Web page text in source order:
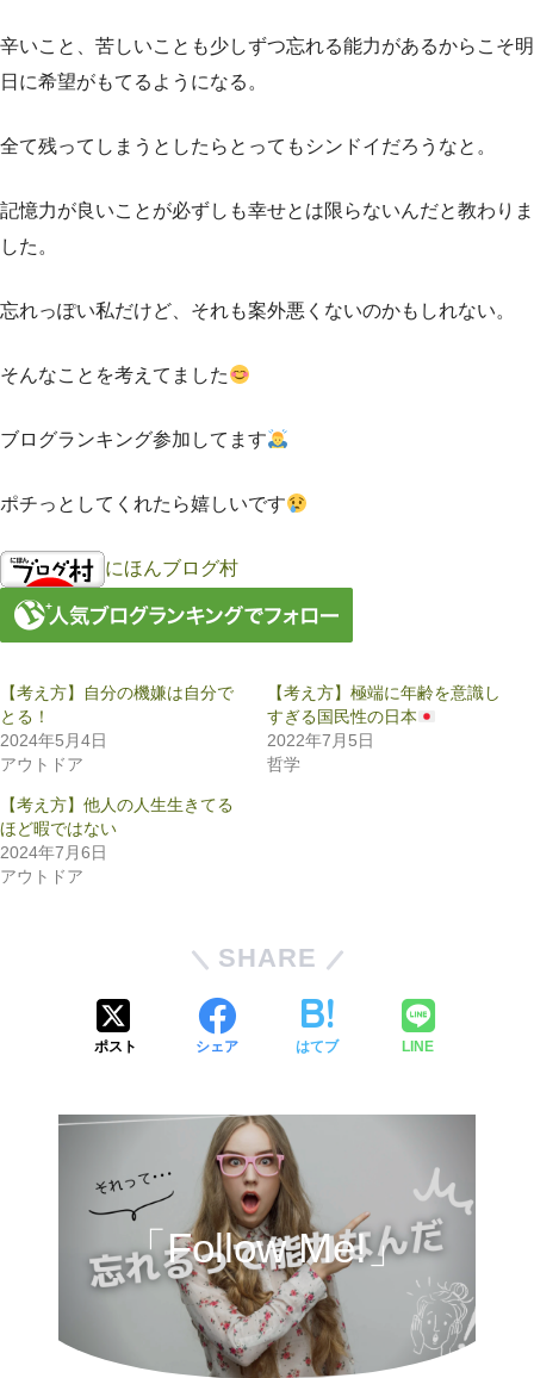
辛いこと、苦しいことも少しずつ忘れる能力があるからこそ明
日に希望がもてるようになる。
全て残ってしまうとしたらとってもシンドイだろうなと。
記憶力が良いことが必ずしも幸せとは限らないんだと教わりま
した。
忘れっぽい私だけど、それも案外悪くないのかもしれない。
そんなことを考えてました
ブログランキング参加してます
ポチっとしてくれたら嬉しいです
にほんブログ村
【考え方】自分の機嫌は自分で
とる！
2024年5月4日
アウトドア
【考え方】極端に年齢を意識し
すぎる国民性の日本
2022年7月5日
哲学
【考え方】他人の人生生きてる
ほど暇ではない
2024年7月6日
アウトドア
SHARE
ポスト シェア はてブ LINE
「Follow Me!」